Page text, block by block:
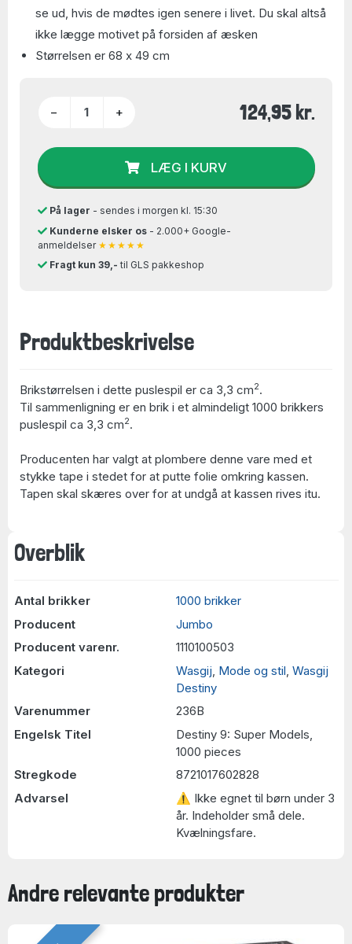
Overblik
Antal brikker
1000 brikker
Producent
Jumbo
Producent varenr.
1110100503
Kategori
Wasgij Mode og stil Wasgij
Destiny
Varenummer
236B
Engelsk Titel
Destiny 9: Super Models,
1000 pieces
Stregkode
8721017602828
Advarsel
⚠ Ikke egnet til børn under 3
år. Indeholder små dele.
Kvælningsfare.
se ud, hvis de mødtes igen senere i livet. Du skal altså
ikke lægge motivet på forsiden af æsken
Størrelsen er 68 x 49 cm
− + 124,95 kr.
LÆG I KURV
På lager - sendes i morgen kl. 15:30
Kunderne elsker os- 2.000+ Google-
anmeldelser ★★★★★
Fragt kun 39,- til GLS pakkeshop
Produktbeskrivelse
Brikstørrelsen i dette puslespil er ca 3,3 cm2.
Til sammenligning er en brik i et almindeligt 1000 brikkers
puslespil ca 3,3 cm2.
Producenten har valgt at plombere denne vare med et
stykke tape i stedet for at putte folie omkring kassen.
Tapen skal skæres over for at undgå at kassen rives itu.
Andre relevante produkter